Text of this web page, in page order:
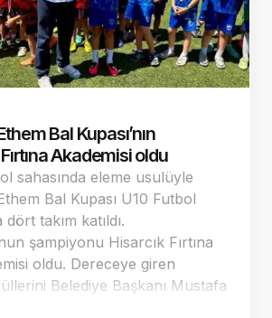
Bal Kupası’nın
Akademisi oldu
sahasında eleme usulüyle
Bal Kupası U10 Futbol
takım katıldı.
şampiyonu Hisarcık Fırtına
oldu. Dereceye giren
Belediye Başkanı Mustafa